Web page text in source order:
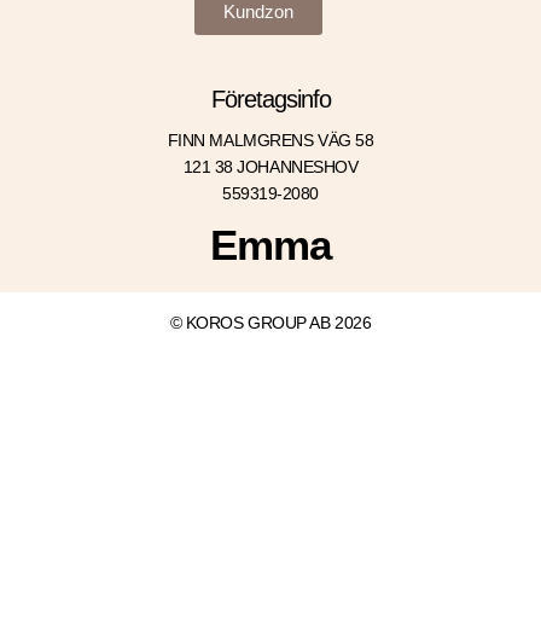
Kundzon
Företagsinfo
FINN MALMGRENS VÄG 58
121 38 JOHANNESHOV
559319-2080
Emma
© KOROS GROUP AB 2026